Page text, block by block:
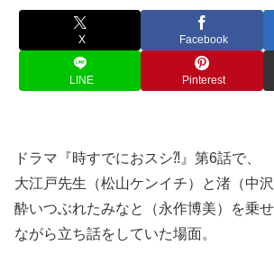
X Facebook
LINE Pinterest
ドラマ『時すでにおスシ⁈』第6話で、
大江戸先生（松山ケンイチ）と渚（中沢
酔いつぶれたみなと（永作博美）を乗
ながら立ち話をしていた場面。